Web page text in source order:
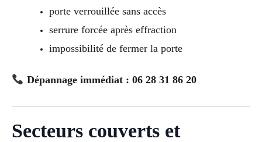
porte verrouillée sans accès
serrure forcée après effraction
impossibilité de fermer la porte
Dépannage immédiat : 06 28 31 86 20
Secteurs couverts et